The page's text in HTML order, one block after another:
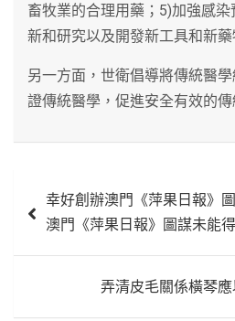
畜牧業的合理用藥；5)加強感染
新和研究以及開發新工具和新藥
另一方面，世衛倡導將傳統醫
證傳統醫學，促進安全有效的
章 幸好創辦澳門《萍果日報》
澳門《萍果日報》圖謀未能
弄清皮毛關係橫琴